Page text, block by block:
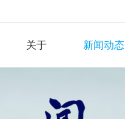
关于 新闻动态